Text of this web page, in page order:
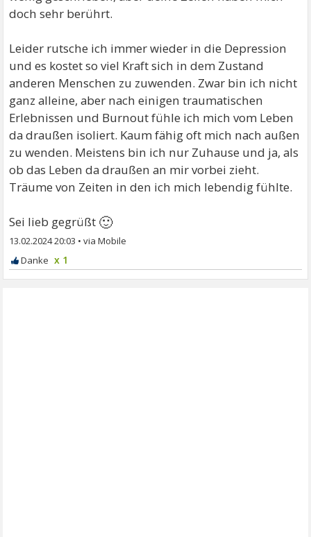
doch sehr berührt.
Leider rutsche ich immer wieder in die Depression
und es kostet so viel Kraft sich in dem Zustand
anderen Menschen zu zuwenden. Zwar bin ich nicht
ganz alleine, aber nach einigen traumatischen
Erlebnissen und Burnout fühle ich mich vom Leben
da draußen isoliert. Kaum fähig oft mich nach außen
zu wenden. Meistens bin ich nur Zuhause und ja, als
ob das Leben da draußen an mir vorbei zieht.
Träume von Zeiten in den ich mich lebendig fühlte.
Sei lieb gegrüßt 🙂
13.02.2024 20:03 •
x 1